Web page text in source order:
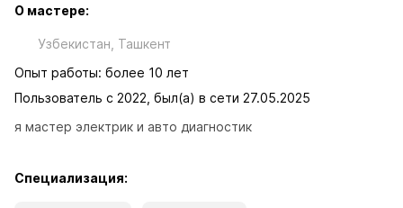
О мастере:
Узбекистан, Ташкент
Опыт работы: более 10 лет
Пользователь с 2022, был(а) в сети 27.05.2025
я мастер электрик и авто диагностик
Специализация: